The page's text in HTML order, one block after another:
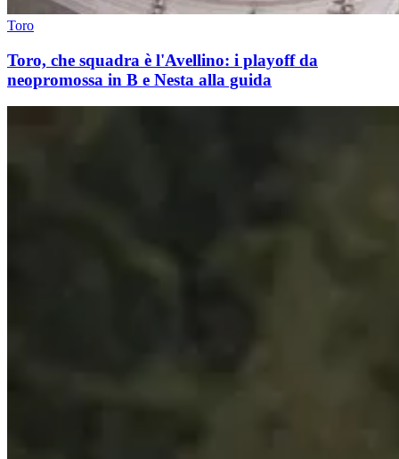
Toro
Toro, che squadra è l'Avellino: i playoff da
neopromossa in B e Nesta alla guida